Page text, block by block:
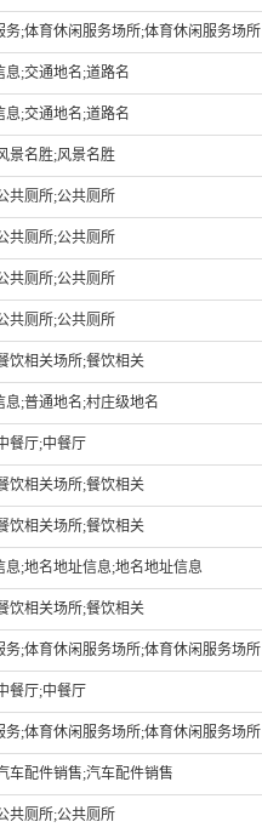
务;体育休闲服务场所;体育休闲服务场所
息;交通地名;道路名
息;交通地名;道路名
景名胜;风景名胜
共厕所;公共厕所
共厕所;公共厕所
共厕所;公共厕所
共厕所;公共厕所
饮相关场所;餐饮相关
息;普通地名;村庄级地名
餐厅;中餐厅
饮相关场所;餐饮相关
饮相关场所;餐饮相关
息;地名地址信息;地名地址信息
饮相关场所;餐饮相关
务;体育休闲服务场所;体育休闲服务场所
餐厅;中餐厅
务;体育休闲服务场所;体育休闲服务场所
车配件销售;汽车配件销售
共厕所;公共厕所